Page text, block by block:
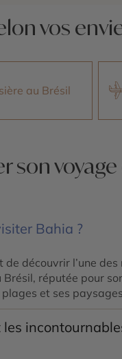
vos
au Brésil
son
Bahia ?
de découvrir l’une des
Brésil, réputée pour
plages et ses
les